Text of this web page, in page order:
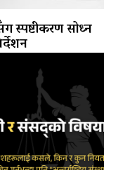
स्पष्टीकरण सोध्न